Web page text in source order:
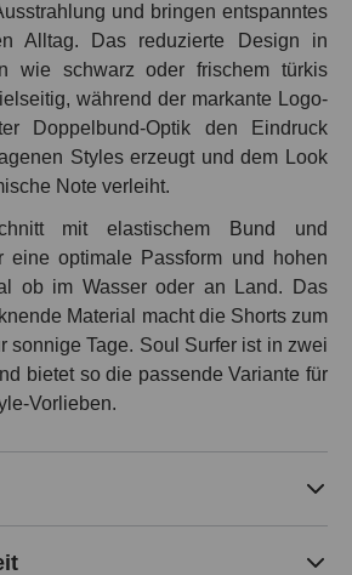
und bringen entspanntes
Alltag. Das reduzierte Design in
wie schwarz oder frischem türkis
während der markante Logo-
Doppelbund-Optik den Eindruck
Styles erzeugt und dem Look
Note verleiht.
mit elastischem Bund und
eine optimale Passform und hohen
ob im Wasser oder an Land. Das
Material macht die Shorts zum
sonnige Tage. Soul Surfer ist in zwei
bietet so die passende Variante für
Vorlieben.